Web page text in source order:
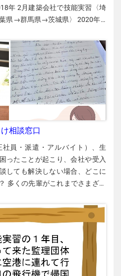
相談窓口
員・派遣・アルバイト）、生
ったことが起こり、会社や受入
しても解決しない場合、どこに
多くの先輩がこれまでさまざま
り失踪したりせず、複数の機関
おきたい相談窓口 日越とも
合）や受入会社が適切に対応し
能実習機構（OTIT）に相談して
ナム語で相談内容を送信できま